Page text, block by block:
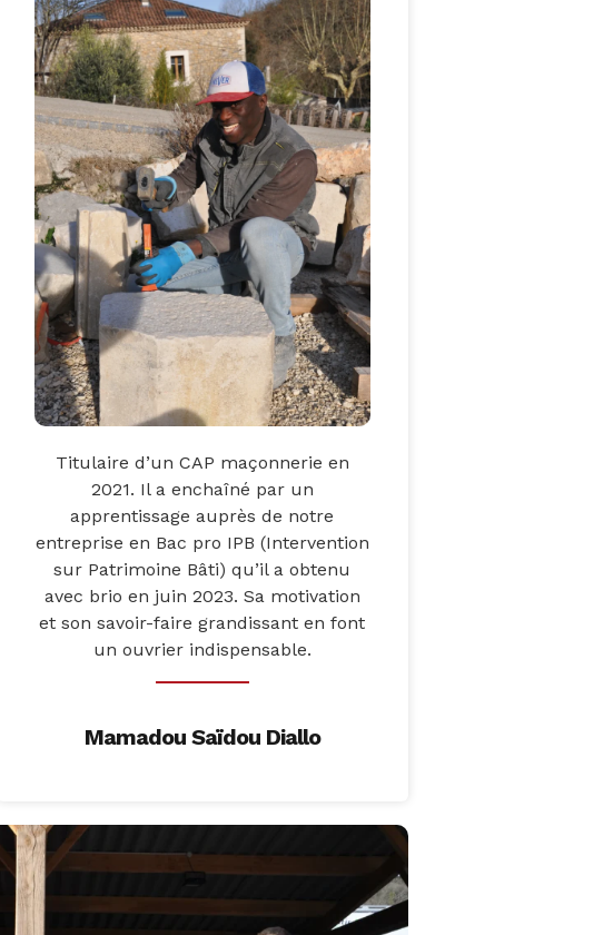
Titulaire d’un CAP maçonnerie en
2021. Il a enchaîné par un
apprentissage auprès de notre
entreprise en Bac pro IPB (Intervention
sur Patrimoine Bâti) qu’il a obtenu
avec brio en juin 2023. Sa motivation
et son savoir-faire grandissant en font
un ouvrier indispensable.
Mamadou Saïdou Diallo